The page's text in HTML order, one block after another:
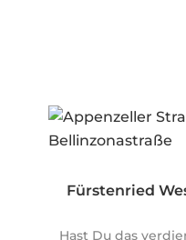
Fürstenried
Hast Du das